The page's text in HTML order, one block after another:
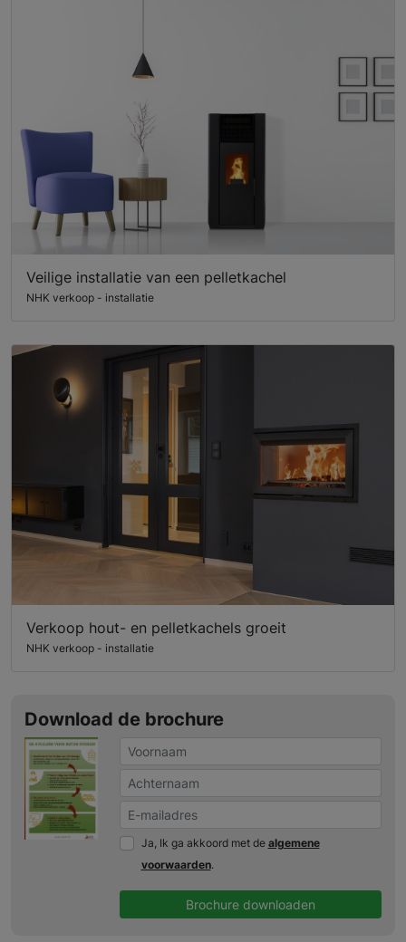
Veilige installatie van een pelletkachel
NHK verkoop - installatie
Verkoop hout- en pelletkachels groeit
NHK verkoop - installatie
Download de brochure
Ja, Ik ga akkoord met de algemene
voorwaarden.
Brochure downloaden